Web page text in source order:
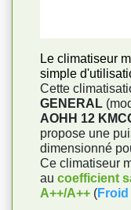
Le climatiseur
simple
Cette
GENERAL
AOHH 12
propose une
dimensionné
Ce climatiseur
au coefficient
A++/A++ (Froid